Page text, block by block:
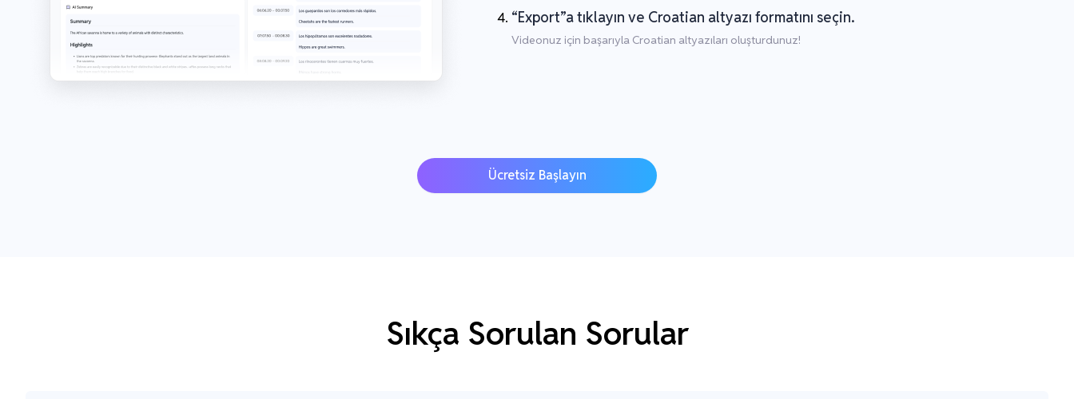
“Export”a tıklayın ve Croatian altyazı formatını seçin.
Videonuz için başarıyla Croatian altyazıları oluşturdunuz!
Ücretsiz Başlayın
Sıkça Sorulan Sorular